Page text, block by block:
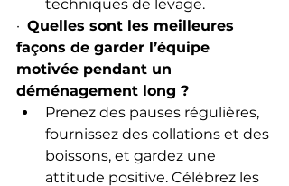
techniques de levage.
· Quelles sont les meilleures
façons de garder l’équipe
motivée pendant un
déménagement long ?
Prenez des pauses régulières,
fournissez des collations et des
boissons, et gardez une
attitude positive. Célébrez les